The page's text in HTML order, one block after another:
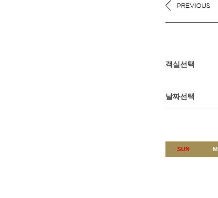
객실선택
날짜선택
SUN